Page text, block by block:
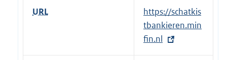
URL
E
x
t
e
https://schatkis
tbankieren.min
fin.nl